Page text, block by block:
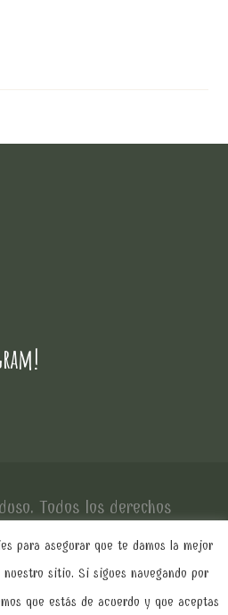
Todos los derechos
Política de Cookies
para asegurar que te damos la mejor
sitio. Si sigues navegando por
que estás de acuerdo y que aceptas